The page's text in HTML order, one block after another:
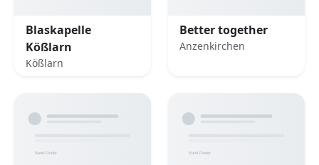
Blaskapelle
Kößlarn
Kößlarn
Better together
Anzenkirchen